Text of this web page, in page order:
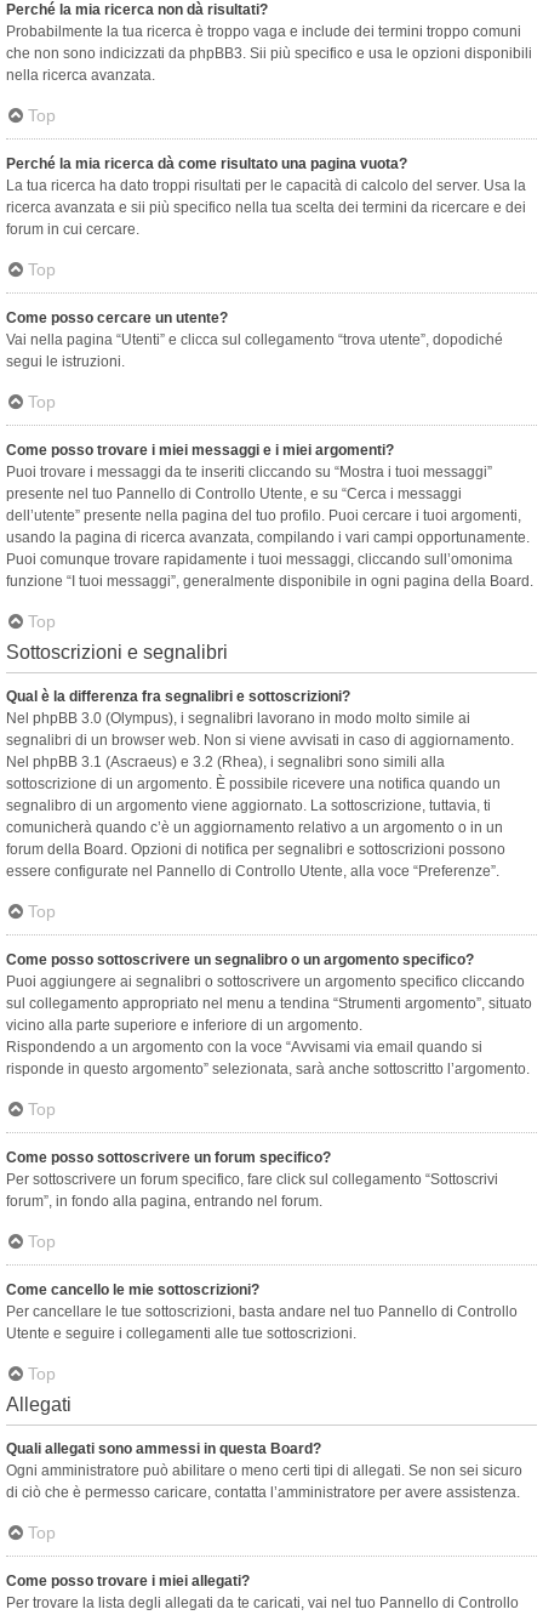
Perché la mia ricerca non dà risultati?
Probabilmente la tua ricerca è troppo vaga e include dei termini troppo comuni
che non sono indicizzati da phpBB3. Sii più specifico e usa le opzioni disponibili
nella ricerca avanzata.
Top
Perché la mia ricerca dà come risultato una pagina vuota?
La tua ricerca ha dato troppi risultati per le capacità di calcolo del server. Usa la
ricerca avanzata e sii più specifico nella tua scelta dei termini da ricercare e dei
forum in cui cercare.
Top
Come posso cercare un utente?
Vai nella pagina “Utenti” e clicca sul collegamento “trova utente”, dopodiché
segui le istruzioni.
Top
Come posso trovare i miei messaggi e i miei argomenti?
Puoi trovare i messaggi da te inseriti cliccando su “Mostra i tuoi messaggi”
presente nel tuo Pannello di Controllo Utente, e su “Cerca i messaggi
dell’utente” presente nella pagina del tuo profilo. Puoi cercare i tuoi argomenti,
usando la pagina di ricerca avanzata, compilando i vari campi opportunamente.
Puoi comunque trovare rapidamente i tuoi messaggi, cliccando sull’omonima
funzione “I tuoi messaggi”, generalmente disponibile in ogni pagina della Board.
Top
Sottoscrizioni e segnalibri
Qual è la differenza fra segnalibri e sottoscrizioni?
Nel phpBB 3.0 (Olympus), i segnalibri lavorano in modo molto simile ai
segnalibri di un browser web. Non si viene avvisati in caso di aggiornamento.
Nel phpBB 3.1 (Ascraeus) e 3.2 (Rhea), i segnalibri sono simili alla
sottoscrizione di un argomento. È possibile ricevere una notifica quando un
segnalibro di un argomento viene aggiornato. La sottoscrizione, tuttavia, ti
comunicherà quando c’è un aggiornamento relativo a un argomento o in un
forum della Board. Opzioni di notifica per segnalibri e sottoscrizioni possono
essere configurate nel Pannello di Controllo Utente, alla voce “Preferenze”.
Top
Come posso sottoscrivere un segnalibro o un argomento specifico?
Puoi aggiungere ai segnalibri o sottoscrivere un argomento specifico cliccando
sul collegamento appropriato nel menu a tendina “Strumenti argomento”, situato
vicino alla parte superiore e inferiore di un argomento.
Rispondendo a un argomento con la voce “Avvisami via email quando si
risponde in questo argomento” selezionata, sarà anche sottoscritto l’argomento.
Top
Come posso sottoscrivere un forum specifico?
Per sottoscrivere un forum specifico, fare click sul collegamento “Sottoscrivi
forum”, in fondo alla pagina, entrando nel forum.
Top
Come cancello le mie sottoscrizioni?
Per cancellare le tue sottoscrizioni, basta andare nel tuo Pannello di Controllo
Utente e seguire i collegamenti alle tue sottoscrizioni.
Top
Allegati
Quali allegati sono ammessi in questa Board?
Ogni amministratore può abilitare o meno certi tipi di allegati. Se non sei sicuro
di ciò che è permesso caricare, contatta l’amministratore per avere assistenza.
Top
Come posso trovare i miei allegati?
Per trovare la lista degli allegati da te caricati, vai nel tuo Pannello di Controllo